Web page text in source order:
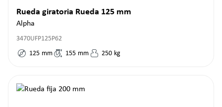
Rueda giratoria Rueda 125 mm
Alpha
3470UFP125P62
125 mm 155 mm 250 kg